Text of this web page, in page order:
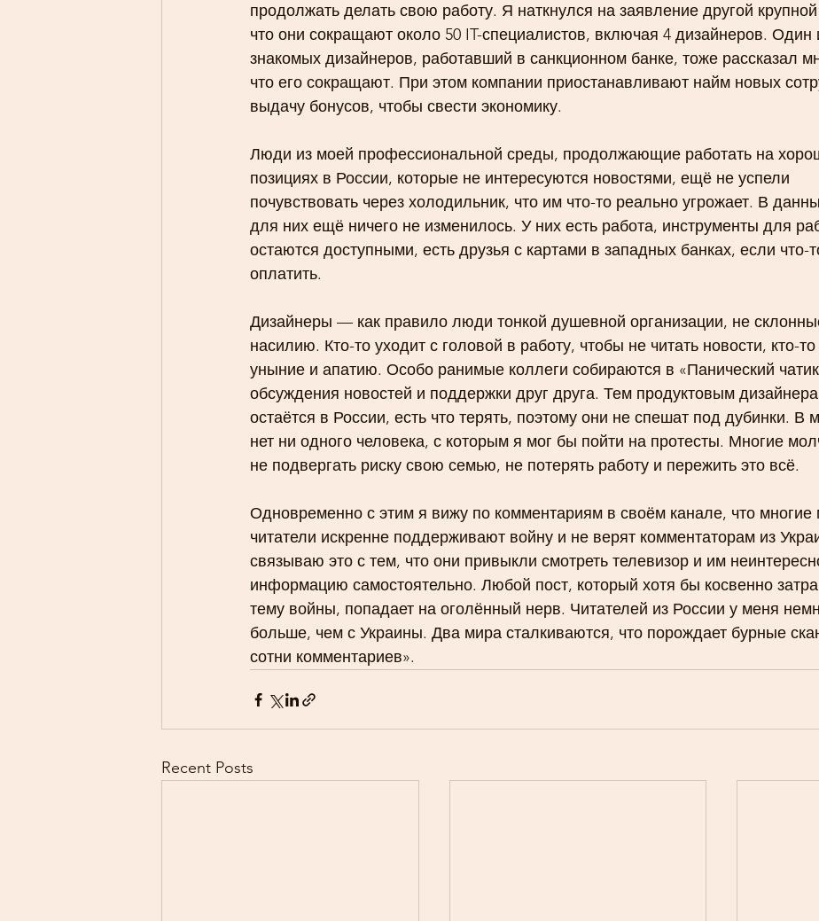
продолжать делать свою работу. Я наткнулся на заявление другой
что они сокращают около 50 IT-специалистов, включая 4 дизайнеров. Один
знакомых дизайнеров, работавший в санкционном банке, тоже рассказал
что его сокращают. При этом компании приостанавливают найм новых
выдачу бонусов, чтобы свести экономику.
Люди из моей профессиональной среды, продолжающие работать на
позициях в России, которые не интересуются новостями, ещё не успели
почувствовать через холодильник, что им что-то реально угрожает. В
для них ещё ничего не изменилось. У них есть работа, инструменты для
остаются доступными, есть друзья с картами в западных банках, если что-
оплатить.
Дизайнеры — как правило люди тонкой душевной организации, не
насилию. Кто-то уходит с головой в работу, чтобы не читать новости, кто-
уныние и апатию. Особо ранимые коллеги собираются в «Панический
обсуждения новостей и поддержки друг друга. Тем продуктовым
остаётся в России, есть что терять, поэтому они не спешат под дубинки. В
нет ни одного человека, с которым я мог бы пойти на протесты. Многие
не подвергать риску свою семью, не потерять работу и пережить это всё.
Одновременно с этим я вижу по комментариям в своём канале, что многие
читатели искренне поддерживают войну и не верят комментаторам из
связываю это с тем, что они привыкли смотреть телевизор и им
информацию самостоятельно. Любой пост, который хотя бы косвенно
тему войны, попадает на оголённый нерв. Читателей из России у меня
больше, чем с Украины. Два мира сталкиваются, что порождает бурные
сотни комментариев».
Recent Posts